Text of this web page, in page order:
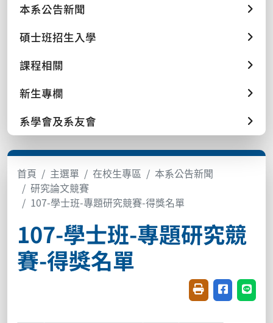
本系公告新聞
碩士班招生入學
課程相關
新生專欄
系學會及系友會
首頁 主選單 在校生專區
本系公告新聞
研究論文競賽
107-學士班-專題研究競賽-得獎名單
107-學士班-專題研究競
賽-得獎名單
友善列印(開新視
分享至臉書
分享